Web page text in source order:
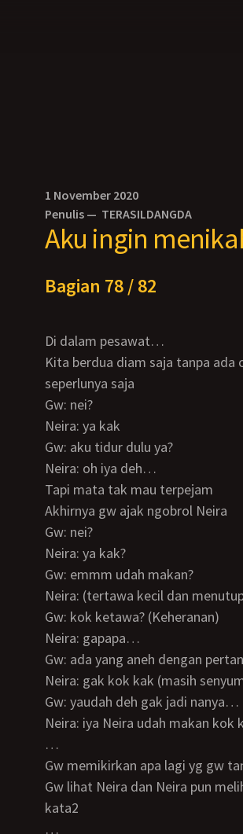
1 November 2020
Penulis — TERASILDANGDA
Aku ingin
Bagian 78 / 82
Di dalam pesawat…
Kita berdua diam saja tanpa ada obrolan memang Neira ini sangat pemalu… Bicara
seperlunya saja
Gw: nei?
Neira: ya kak
Gw: aku tidur dulu ya?
Neira: oh iya deh…
Tapi mata tak mau terpejam
Akhirnya gw ajak ngobrol Neira
Gw: nei?
Neira: ya kak?
Gw: emmm udah makan?
Neira: (tertawa kecil dan
Gw: kok ketawa? (Keheranan)
Neira: gapapa…
Gw: ada yang aneh dengan
Neira: gak kok kak (masih
Gw: yaudah deh gak jadi nanya…
Neira: iya Neira udah makan kok
…
Gw memikirkan apa lagi yg gw
Gw lihat Neira dan Neira pun melihat gw, gw kasih senyuman… Begitu aja gak ada
kata2
…